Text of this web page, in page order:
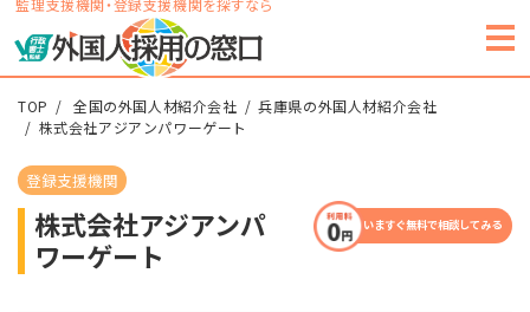
監理支援機関・登録支援機関を探すなら
TOP 全国の外国人材紹介会社
兵庫県の外国人材紹介会社
株式会社アジアンパワーゲート
登録支援機関
株式会社アジアンパ
ワーゲート
いますぐ無料で相談してみる